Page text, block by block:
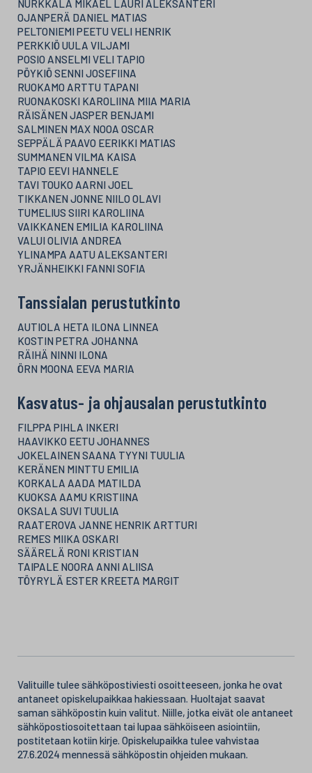
NURKKALA MIKAEL LAURI ALEKSANTERI
OJANPERÄ DANIEL MATIAS
PELTONIEMI PEETU VELI HENRIK
PERKKIÖ UULA VILJAMI
POSIO ANSELMI VELI TAPIO
PÖYKIÖ SENNI JOSEFIINA
RUOKAMO ARTTU TAPANI
RUONAKOSKI KAROLIINA MIIA MARIA
RÄISÄNEN JASPER BENJAMI
SALMINEN MAX NOOA OSCAR
SEPPÄLÄ PAAVO EERIKKI MATIAS
SUMMANEN VILMA KAISA
TAPIO EEVI HANNELE
TAVI TOUKO AARNI JOEL
TIKKANEN JONNE NIILO OLAVI
TUMELIUS SIIRI KAROLIINA
VAIKKANEN EMILIA KAROLIINA
VALUI OLIVIA ANDREA
YLINAMPA AATU ALEKSANTERI
YRJÄNHEIKKI FANNI SOFIA
Tanssialan perustutkinto
AUTIOLA HETA ILONA LINNEA
KOSTIN PETRA JOHANNA
RÄIHÄ NINNI ILONA
ÖRN MOONA EEVA MARIA
Kasvatus- ja ohjausalan perustutkinto
FILPPA PIHLA INKERI
HAAVIKKO EETU JOHANNES
JOKELAINEN SAANA TYYNI TUULIA
KERÄNEN MINTTU EMILIA
KORKALA AADA MATILDA
KUOKSA AAMU KRISTIINA
OKSALA SUVI TUULIA
RAATEROVA JANNE HENRIK ARTTURI
REMES MIIKA OSKARI
SÄÄRELÄ RONI KRISTIAN
TAIPALE NOORA ANNI ALIISA
TÖYRYLÄ ESTER KREETA MARGIT
Valituille tulee sähköpostiviesti osoitteeseen, jonka he ovat
antaneet opiskelupaikkaa hakiessaan. Huoltajat saavat
saman sähköpostin kuin valitut. Niille, jotka eivät ole antaneet
sähköpostiosoitettaan tai lupaa sähköiseen asiointiin,
postitetaan kotiin kirje. Opiskelupaikka tulee vahvistaa
27.6.2024 mennessä sähköpostin ohjeiden mukaan.